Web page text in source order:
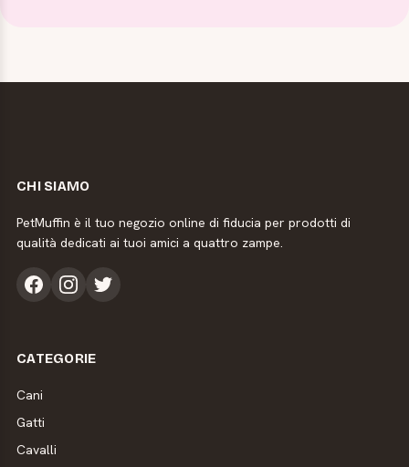
CHI SIAMO
PetMuffin è il tuo negozio online di fiducia per prodotti di
qualità dedicati ai tuoi amici a quattro zampe.
CATEGORIE
Cani
Gatti
Cavalli